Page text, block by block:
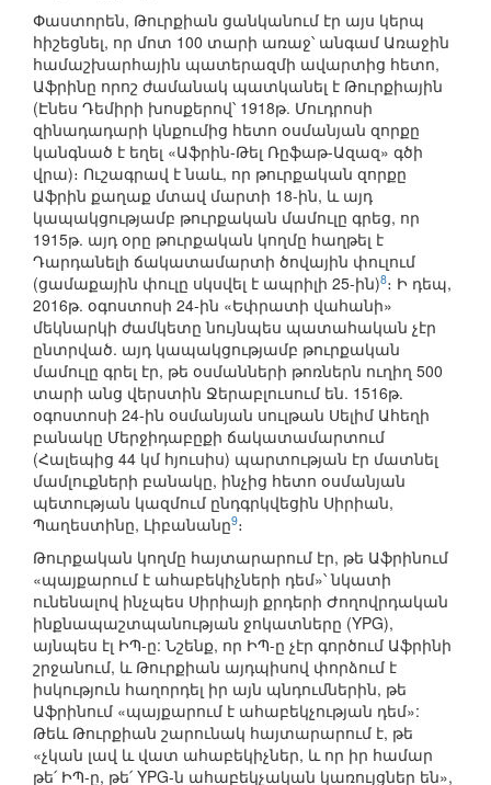
Փաստորեն, Թուրքիան ցանկանում էր այս կերպ
հիշեցնել, որ մոտ 100 տարի առաջ՝ անգամ Առաջին
համաշխարհային պատերազմի ավարտից հետո,
Աֆրինը որոշ ժամանակ պատկանել է Թուրքիային
(Էնես Դեմիրի խոսքերով՝ 1918թ. Մուդրոսի
զինադադարի կնքումից հետո օսմանյան զորքը
կանգնած է եղել «Աֆրին-Թել Ռըֆաթ-Ազազ» գծի
վրա)։ Ուշագրավ է նաև, որ թուրքական զորքը
Աֆրին քաղաք մտավ մարտի 18-ին, և այդ
կապակցությամբ թուրքական մամուլը գրեց, որ
1915թ. այդ օրը թուրքական կողմը հաղթել է
Դարդանելի ճակատամարտի ծովային փուլում
(ցամաքային փուլը սկսվել է ապրիլի 25-ին)8։ Ի դեպ,
2016թ. օգոստոսի 24-ին «Եփրատի վահանի»
մեկնարկի ժամկետը նույնպես պատահական չէր
ընտրված. այդ կապակցությամբ թուրքական
մամուլը գրել էր, թե օսմանների թոռներն ուղիղ 500
տարի անց վերստին Ջերաբլուսում են. 1516թ.
օգոստոսի 24-ին օսմանյան սուլթան Սելիմ Ահեղի
բանակը Մերջիդաբըքի ճակատամարտում
(Հալեպից 44 կմ հյուսիս) պարտության էր մատնել
մամլուքների բանակը, ինչից հետո օսմանյան
պետության կազմում ընդգրկվեցին Սիրիան,
Պաղեստինը, Լիբանանը9։
Թուրքական կողմը հայտարարում էր, թե Աֆրինում
«պայքարում է ահաբեկիչների դեմ»՝ նկատի
ունենալով ինչպես Սիրիայի քրդերի Ժողովրդական
ինքնապաշտպանության ջոկատները (YPG),
այնպես էլ ԻՊ-ը: Նշենք, որ ԻՊ-ը չէր գործում Աֆրինի
շրջանում, և Թուրքիան այդպիսով փորձում է
իսկություն հաղորդել իր այն պնդումներին, թե
Աֆրինում «պայքարում է ահաբեկչության դեմ»:
Թեև Թուրքիան շարունակ հայտարարում է, թե
«չկան լավ և վատ ահաբեկիչներ, և որ իր համար
թե՛ ԻՊ-ը, թե՛ YPG-ն ահաբեկչական կառույցներ են»,